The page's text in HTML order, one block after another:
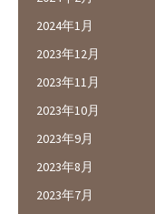
2024年1月
2023年12月
2023年11月
2023年10月
2023年9月
2023年8月
2023年7月